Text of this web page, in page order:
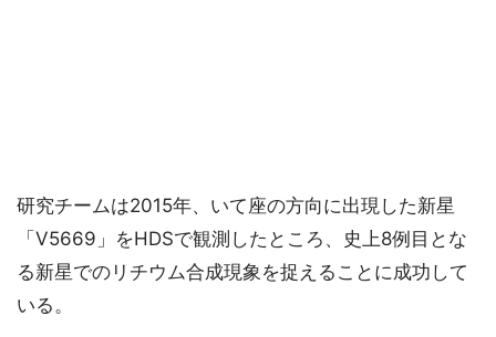
研究チームは2015年、いて座の方向に出現した新星
「V5669」をHDSで観測したところ、史上8例目とな
る新星でのリチウム合成現象を捉えることに成功して
いる。